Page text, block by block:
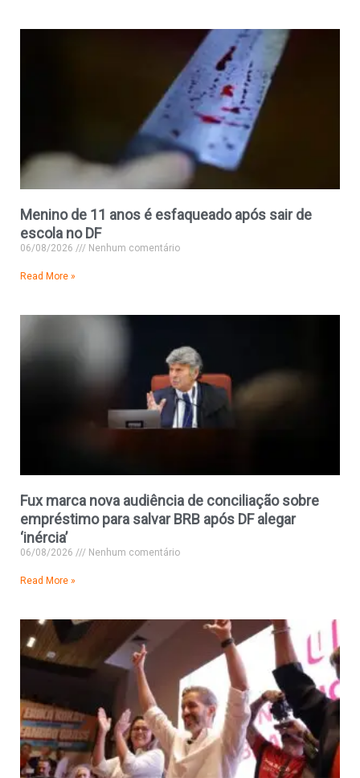
Menino de 11 anos é esfaqueado após sair de
escola no DF
06/08/2026 Nenhum comentário
Read More »
Fux marca nova audiência de conciliação sobre
empréstimo para salvar BRB após DF alegar
‘inércia’
06/08/2026 Nenhum comentário
Read More »